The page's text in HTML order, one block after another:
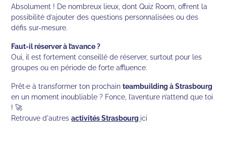
Absolument ! De nombreux lieux, dont Quiz Room, offrent la
possibilité d’ajouter des questions personnalisées ou des
défis sur-mesure.
Faut-il réserver à l’avance ?
Oui, il est fortement conseillé de réserver, surtout pour les
groupes ou en période de forte affluence.
Prêt·e à transformer ton prochainteambuilding à Strasbourg
en un moment inoubliable ? Fonce, l’aventure n’attend que toi
! 🚀
Retrouve d'autresactivités Strasbourg ici